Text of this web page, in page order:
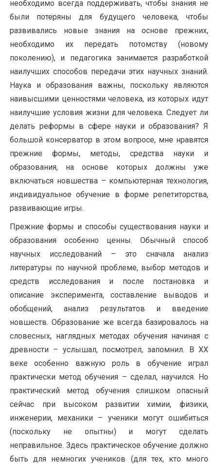
необходимо всегда поддерживать, чтобы знания не
были потеряны для будущего человека, чтобы
развивались новые знания на основе прежних,
необходимо их передать потомству (новому
поколению), и педагогика занимается разработкой
наилучших способов передачи этих научных знаний.
Наука и образования важны, поскольку являются
наивысшими ценностями человека, из которых идут
наилучшие условия жизни для человека. Следует ли
делать реформы в сфере науки и образования? Я
большой консерватор в этом вопросе, мне нравятся
прежние формы, методы, средства науки и
образования, на основе которых должны уже
включаться новшества – компьютерная технология,
индивидуальное обучение в форме репетиторства,
развивающие игры.
Прежние формы и способы существования науки и
образования особенно ценны. Обычный способ
научных исследований – это сначала анализ
литературы по научной проблеме, выбор методов и
средств исследования и после постановка и
описание эксперимента, составление выводов и
обобщений, анализ результатов и введение
новшеств. Образование же всегда базировалось на
словесных, наглядных методах обучения начиная с
древности – услышал, посмотрел, запомнил. В XX
веке особенно важную роль в обучение играл
практически метод обучения – сделал, научился. Но
практический метод обучения слишком опасный
сейчас при высоком развитии химии, физики,
инженерии, механики – ученики могут ошибиться
(поскольку не опытны) и могут сделать
неправильное. Здесь практическое обучение должно
быть для немногих учеников (для тех, кто много